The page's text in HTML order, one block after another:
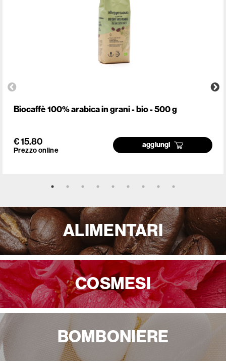
Biocaffè 100% arabica in grani - bio - 500 g
€ 15.80
Prezzo online
aggiungi
ALIMENTARI
COSMESI
BOMBONIERE